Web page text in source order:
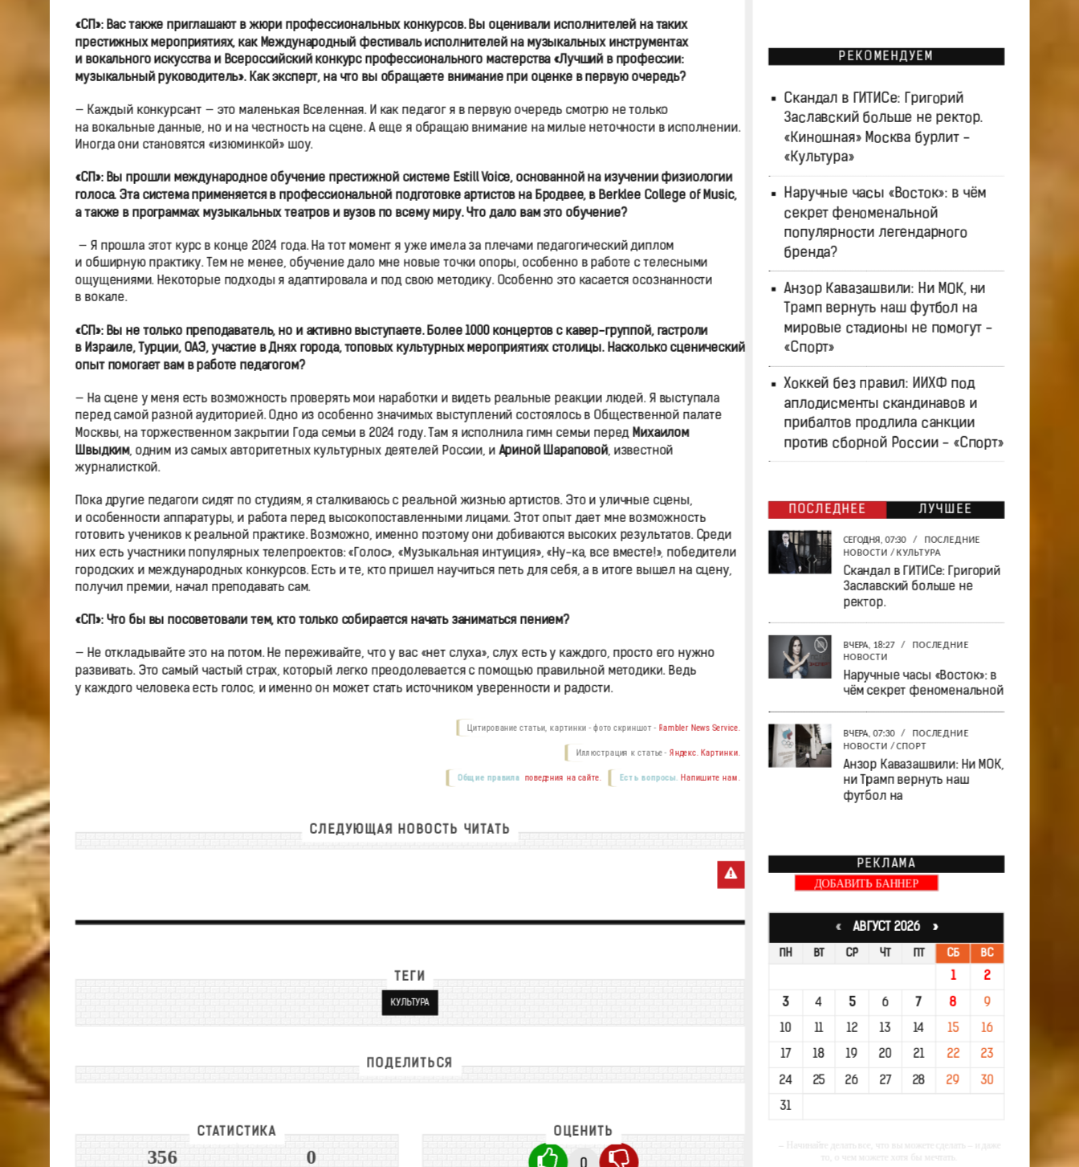
«СП»:Вас также приглашают в жюри профессиональных конкурсов. Вы оценивали исполнителей на таких
престижных мероприятиях, как Международный фестиваль исполнителей на музыкальных инструментах
и вокального искусства и Всероссийский конкурс профессионального мастерства «Лучший в профессии:
музыкальный руководитель». Как эксперт, на что вы обращаете внимание при оценке в первую очередь?
— Каждый конкурсант — это маленькая Вселенная. И как педагог я в первую очередь смотрю не только
на вокальные данные, но и на честность на сцене. А еще я обращаю внимание на милые неточности в исполнении.
Иногда они становятся «изюминкой» шоу.
«СП»:Вы прошли международное обучение престижной системе Estill Voice, основанной на изучении физиологии
голоса. Эта система применяется в профессиональной подготовке артистов на Бродвее, в Berklee College of Music,
а также в программах музыкальных театров и вузов по всему миру. Что дало вам это обучение?
— Я прошла этот курс в конце 2024 года. На тот момент я уже имела за плечами педагогический диплом
и обширную практику. Тем не менее, обучение дало мне новые точки опоры, особенно в работе с телесными
ощущениями. Некоторые подходы я адаптировала и под свою методику. Особенно это касается осознанности
в вокале.
«СП»:Вы не только преподаватель, но и активно выступаете. Более 1000 концертов с кавер-группой, гастроли
в Израиле, Турции, ОАЭ, участие в Днях города, топовых культурных мероприятиях столицы. Насколько сценический
опыт помогает вам в работе педагогом?
— На сцене у меня есть возможность проверять мои наработки и видеть реальные реакции людей. Я выступала
перед самой разной аудиторией. Одно из особенно значимых выступлений состоялось в Общественной палате
Москвы, на торжественном закрытии Года семьи в 2024 году. Там я исполнила гимн семьи перед Михаилом
Швыдким, одним из самых авторитетных культурных деятелей России, и Ариной Шараповой, известной
журналисткой.
Пока другие педагоги сидят по студиям, я сталкиваюсь с реальной жизнью артистов. Это и уличные сцены,
и особенности аппаратуры, и работа перед высокопоставленными лицами. Этот опыт дает мне возможность
готовить учеников к реальной практике. Возможно, именно поэтому они добиваются высоких результатов. Среди
них есть участники популярных телепроектов: «Голос», «Музыкальная интуиция», «Ну-ка, все вместе!», победители
городских и международных конкурсов. Есть и те, кто пришел научиться петь для себя, а в итоге вышел на сцену,
получил премии, начал преподавать сам.
«СП»:Что бы вы посоветовали тем, кто только собирается начать заниматься пением?
— Не откладывайте это на потом. Не переживайте, что у вас «нет слуха», слух есть у каждого, просто его нужно
развивать. Это самый частый страх, который легко преодолевается с помощью правильной методики. Ведь
у каждого человека есть голос, и именно он может стать источником уверенности и радости.
Цитирование статьи, картинки - фото скриншот - Rambler News Service.
Иллюстрация к статье - Яндекс. Картинки.
Есть вопросы. Напишите нам.
Общие правила поведения на сайте.
СЛЕДУЮЩАЯ НОВОСТЬ ЧИТАТЬ
ТЕГИ
КУЛЬТУРА
ПОДЕЛИТЬСЯ
СТАТИСТИКА
356 0
ОЦЕНИТЬ
РЕКОМЕНДУЕМ
Скандал в ГИТИСе: Григорий
Заславский больше не ректор.
«Киношная» Москва бурлит -
«Культура»
Наручные часы «Восток»: в чём
секрет феноменальной
популярности легендарного
бренда?
Анзор Кавазашвили: Ни МОК, ни
Трамп вернуть наш футбол на
мировые стадионы не помогут -
«Спорт»
Хоккей без правил: ИИХФ под
аплодисменты скандинавов и
прибалтов продлила санкции
против сборной России - «Спорт»
ПОСЛЕДНЕЕ ЛУЧШЕЕ
СЕГОДНЯ, 07:30 /
ПОСЛЕДНИЕ
НОВОСТИ / КУЛЬТУРА
Скандал в ГИТИСе: Григорий
Заславский больше не
ректор.
ВЧЕРА, 18:27 /
ПОСЛЕДНИЕ
НОВОСТИ
Наручные часы «Восток»: в
чём секрет феноменальной
ВЧЕРА, 07:30 /
ПОСЛЕДНИЕ
НОВОСТИ /СПОРТ
Анзор Кавазашвили: Ни МОК,
ни Трамп вернуть наш
футбол на
РЕКЛАМА
ДОБАВИТЬ БАННЕР
«АВГУСТ 2026 »
ПН ВТ СР ЧТ ПТ СБ ВС
1 2
3 4 5 6 7 8 9
10 11 12 13 14 15 16
17 18 19 20 21 22 23
24 25 26 27 28 29 30
31
-- Начинайте делать все, что вы можете сделать – и даже
то, о чем можете хотя бы мечтать.